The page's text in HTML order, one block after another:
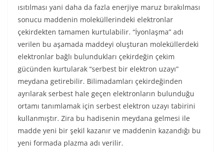
ısıtılması yani daha da fazla enerjiye maruz bırakılması
sonucu maddenin moleküllerindeki elektronlar
çekirdekten tamamen kurtulabilir. “İyonlaşma” adı
verilen bu aşamada maddeyi oluşturan moleküllerdeki
elektronlar bağlı bulundukları çekirdeğin çekim
gücünden kurtularak “serbest bir elektron uzayı”
meydana getirebilir. Bilimadamları çekirdeğinden
ayrılarak serbest hale geçen elektronların bulunduğu
ortamı tanımlamak için serbest elektron uzayı tabirini
kullanmıştır. Zira bu hadisenin meydana gelmesi ile
madde yeni bir şekil kazanır ve maddenin kazandığı bu
yeni formada plazma adı verilir.